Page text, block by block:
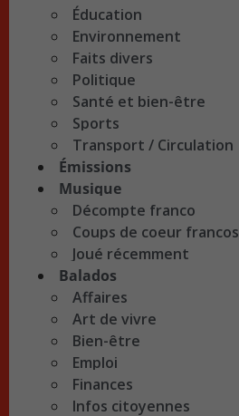
Éducation
Environnement
Faits divers
Politique
Santé et bien-être
Sports
Transport / Circulation
Émissions
Musique
Décompte franco
Coups de coeur francos
Joué récemment
Balados
Affaires
Art de vivre
Bien-être
Emploi
Finances
Infos citoyennes